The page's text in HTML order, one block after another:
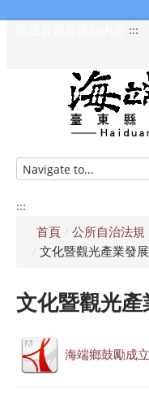
:::
HOME
認識海端
便民服務
資訊公開專區
:::
首頁 / 公所自治法規
/ 文化暨觀光產業發
文化暨觀光產
海端鄉鼓勵成